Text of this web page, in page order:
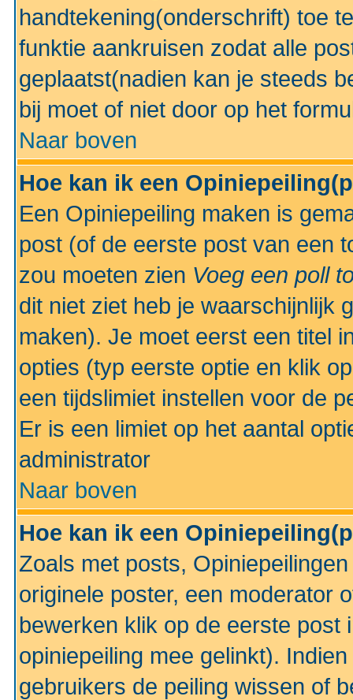
handtekening(onderschrift) toe
funktie aankruisen zodat alle
geplaatst(nadien kan je steeds
bij moet of niet door op het
Naar boven
Hoe kan ik een
Een Opiniepeiling maken is
post (of de eerste post van een
zou moeten zien Voeg een poll
dit niet ziet heb je waarschijnlijk
maken). Je moet eerst een titel
opties (typ eerste optie en klik
een tijdslimiet instellen voor de
Er is een limiet op het aantal
administrator
Naar boven
Hoe kan ik een
Zoals met posts,
originele poster, een moderator
bewerken klik op de eerste post
opiniepeiling mee gelinkt).
gebruikers de peiling wissen of